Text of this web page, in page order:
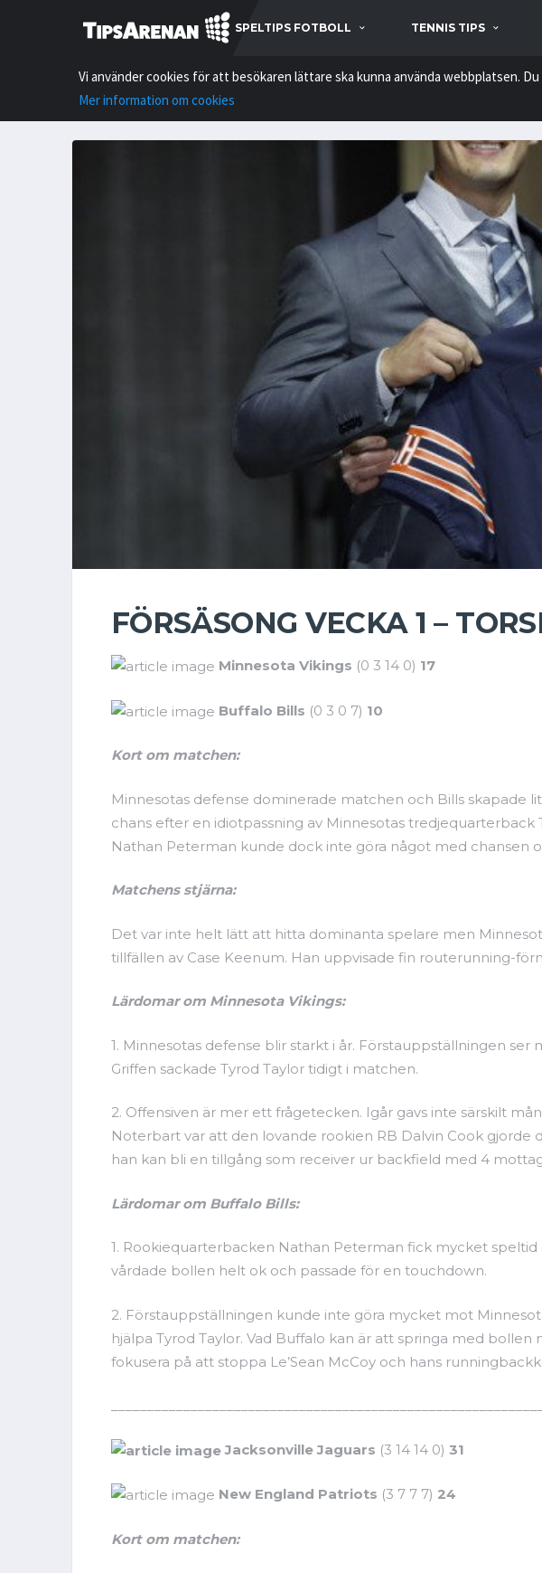
SPELTIPS FOTBOLL TENNIS TIPS
Vi använder cookies för att besökaren lättare ska kunna använda webbplatsen.
Mer information om cookies
FÖRSÄSONG VECKA 1 –
Minnesota Vikings (0 3 14 0) 17
Buffalo Bills (0 3 0 7) 10
Kort om matchen:
Minnesotas defense dominerade matchen och Bills skapade
chans efter en idiotpassning av Minnesotas
Nathan Peterman kunde dock inte göra något med chansen
Matchens stjärna:
Det var inte helt lätt att hitta dominanta spelare men
tillfällen av Case Keenum. Han uppvisade fin routerunning-
Lärdomar om Minnesota Vikings:
1. Minnesotas defense blir starkt i år. Förstauppställningen
Griffen sackade Tyrod Taylor tidigt i matchen.
2. Offensiven är mer ett frågetecken. Igår gavs inte särskilt
Noterbart var att den lovande rookien RB Dalvin Cook
han kan bli en tillgång som receiver ur backfield med 4
Lärdomar om Buffalo Bills:
1. Rookiequarterbacken Nathan Peterman fick mycket
vårdade bollen helt ok och passade för en touchdown.
2. Förstauppställningen kunde inte göra mycket mot
hjälpa Tyrod Taylor. Vad Buffalo kan är att springa med
fokusera på att stoppa Le’Sean McCoy och hans
Jacksonville Jaguars (3 14 14 0) 31
New England Patriots (3 7 7 7) 24
Kort om matchen: